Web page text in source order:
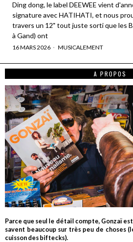
Ding dong, le label DEEWEE vient
signature avec HATIHATI, et nous
travers un 12" tout juste sorti que les
à Gand) ont
16 MARS 2026 MUSICALEMENT
A PROPOS
Parce que seul le détail compte, Gonzaï
savent beaucoup sur très peu de choses
cuisson des biftecks).